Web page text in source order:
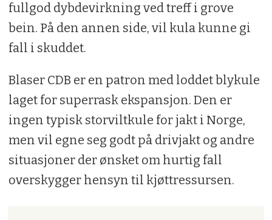
fullgod dybdevirkning ved treff i grove
bein. På den annen side, vil kula kunne gi
fall i skuddet.
Blaser CDB er en patron med loddet blykule
laget for superrask ekspansjon. Den er
ingen typisk storviltkule for jakt i Norge,
men vil egne seg godt på drivjakt og andre
situasjoner der ønsket om hurtig fall
overskygger hensyn til kjøttressursen.